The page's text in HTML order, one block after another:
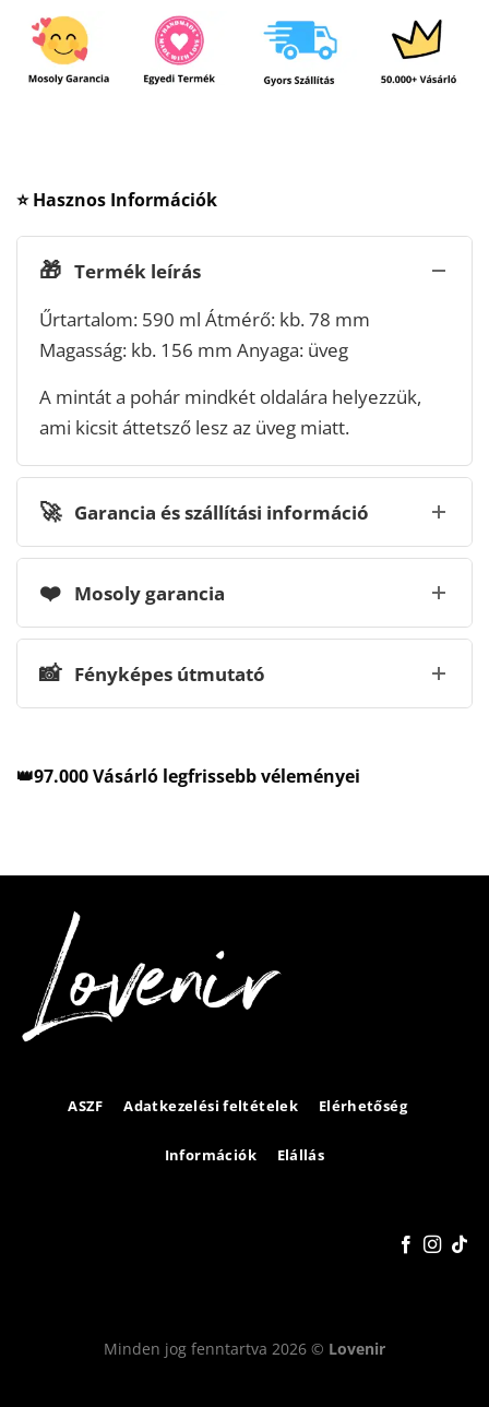
⭐ Hasznos Információk
🎁 Termék leírás
Űrtartalom: 590 ml Átmérő: kb. 78 mm
Magasság: kb. 156 mm Anyaga: üveg
A mintát a pohár mindkét oldalára helyezzük,
ami kicsit áttetsző lesz az üveg miatt.
🚀 Garancia és szállítási információ
❤️ Mosoly garancia
📸 Fényképes útmutató
👑97.000 Vásárló legfrissebb véleményei
ASZF Adatkezelési feltételek Elérhetőség
Információk Elállás
Minden jog fenntartva 2026 © Lovenir